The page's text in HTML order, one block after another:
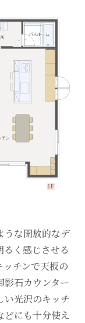
うな開放的なデ
く感じさせる
チンで天板の
影石カウンター
い光沢のキッチ
どにも十分使え